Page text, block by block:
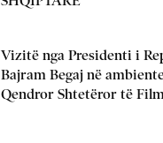
Vizitë nga Presidenti i
Bajram Begaj në
Qendror Shtetëror të